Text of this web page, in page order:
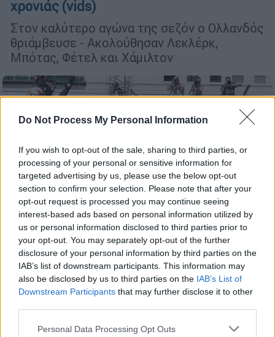
Do Not Process My Personal Information
If you wish to opt-out of the sale, sharing to third parties, or
processing of your personal or sensitive information for
targeted advertising by us, please use the below opt-out
section to confirm your selection. Please note that after your
opt-out request is processed you may continue seeing
interest-based ads based on personal information utilized by
us or personal information disclosed to third parties prior to
your opt-out. You may separately opt-out of the further
disclosure of your personal information by third parties on the
IAB’s list of downstream participants. This information may
also be disclosed by us to third parties on the IAB’s List of
Downstream Participants that may further disclose it to other
Please note that this website/app uses one or more Google
Personal Data Processing Opt Outs
χρονιάς (vids)
Στον καλύτερο αγώνα της σεζόν ο Ολλανδός
θριάμβευσε - Ακολούθησαν Λεκλέρκ,
Μπότας, Φέτελ και Χάμιλτον
Αθλητισμός|19.12.2020 01:05
Formula 1: Σίφουνας Φερστάπεν, πήρε
την πρώτη pole position στην καριέρα
του
Επειτα από 92 παρουσίες στη Formula 1 ο
Ολλανδός πιλότος θα εκκινήσει για πρώτη
φορά από το νούμερο 1